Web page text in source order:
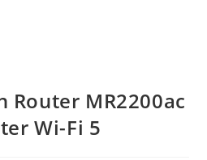
Router MR2200ac
Wi-Fi 5